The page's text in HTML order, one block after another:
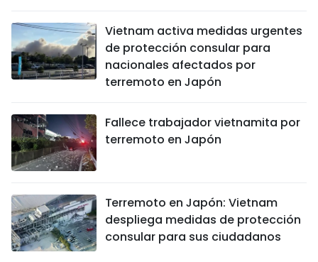
Vietnam activa medidas urgentes
de protección consular para
nacionales afectados por
terremoto en Japón
Fallece trabajador vietnamita por
terremoto en Japón
Terremoto en Japón: Vietnam
despliega medidas de protección
consular para sus ciudadanos